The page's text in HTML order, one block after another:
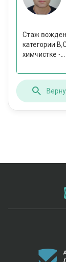
Стаж
категории
химчистке -...